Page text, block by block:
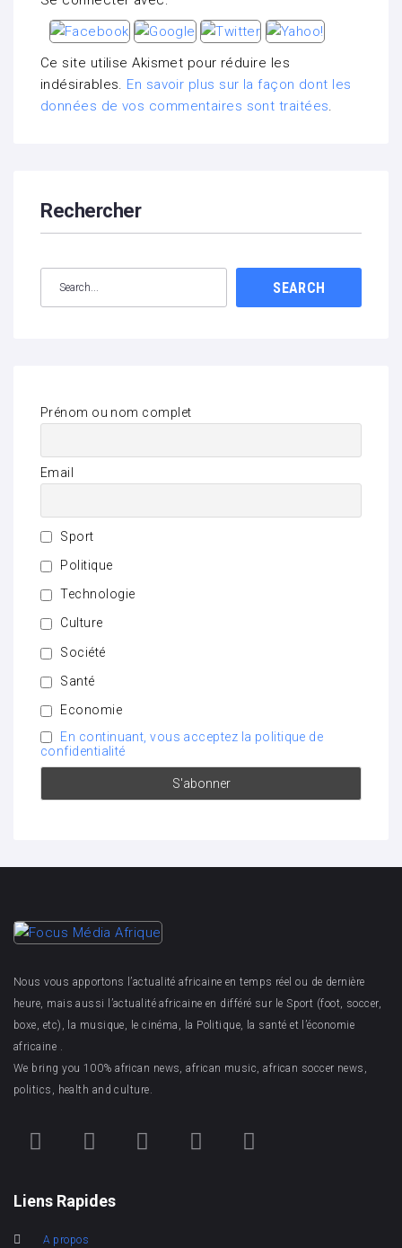
Ce site utilise Akismet pour réduire les
indésirables. En savoir plus sur la façon dont les
données de vos commentaires sont traitées.
Rechercher
SEARCH
Prénom ou nom complet
Email
Sport
Politique
Technologie
Culture
Société
Santé
Economie
En continuant, vous acceptez la politique de
confidentialité
Nous vous apportons l’actualité africaine en temps réel ou de dernière
heure, mais aussi l’actualité africaine en différé sur le Sport (foot, soccer,
boxe, etc), la musique, le cinéma, la Politique, la santé et l’économie
africaine .
We bring you 100% african news, african music, african soccer news,
politics, health and culture.
Liens Rapides
A propos